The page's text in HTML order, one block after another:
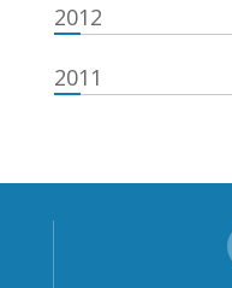
2012
2011